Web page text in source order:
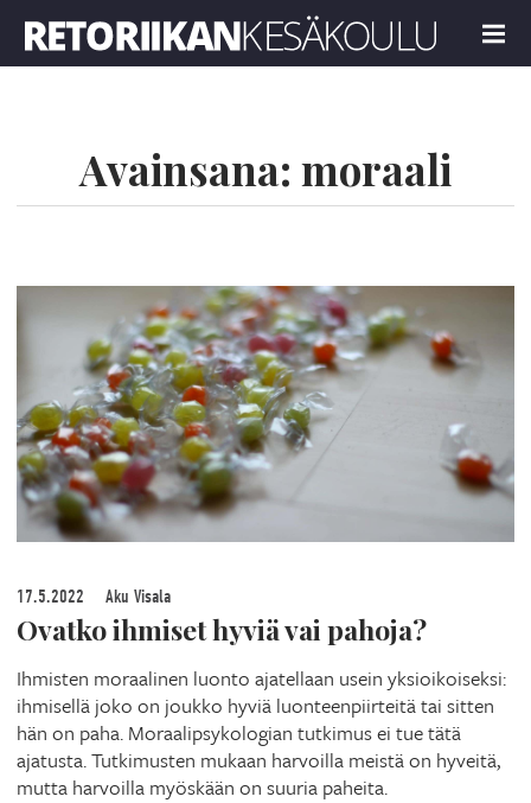
MENU
Avainsana: moraali
17.5.2022 Aku Visala
Ovatko ihmiset hyviä vai pahoja?
Ihmisten moraalinen luonto ajatellaan usein yksioikoiseksi:
ihmisellä joko on joukko hyviä luonteenpiirteitä tai sitten
hän on paha. Moraalipsykologian tutkimus ei tue tätä
ajatusta. Tutkimusten mukaan harvoilla meistä on hyveitä,
mutta harvoilla myöskään on suuria paheita.